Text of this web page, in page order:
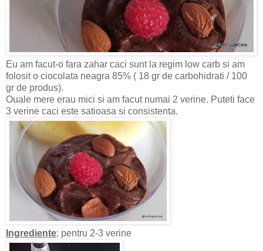
Eu am facut-o fara zahar caci sunt la regim low carb si am
folosit o ciocolata neagra 85% ( 18 gr de carbohidrati / 100
gr de produs).
Ouale mere erau mici si am facut numai 2 verine. Puteti face
3 verine caci este satioasa si consistenta.
Ingrediente: pentru 2-3 verine